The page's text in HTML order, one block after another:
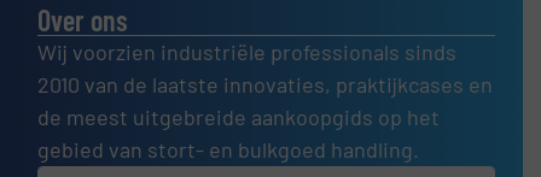
Over ons
Wij voorzien industriële professionals sinds
2010 van de laatste innovaties, praktijkcases en
de meest uitgebreide aankoopgids op het
gebied van stort- en bulkgoed handling.